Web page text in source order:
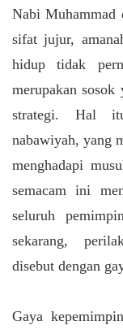
Nabi Muhammad
sifat jujur,
hidup tidak
merupakan sosok
strategi. Hal
nabawiyah, yang
menghadapi
semacam ini
seluruh
sekarang,
disebut dengan
Gaya